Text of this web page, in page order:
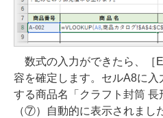
数式の入力ができたら、［
容を確定します。セルA8に入
する商品名「クラフト封筒
（⑦）自動的に表示されまし